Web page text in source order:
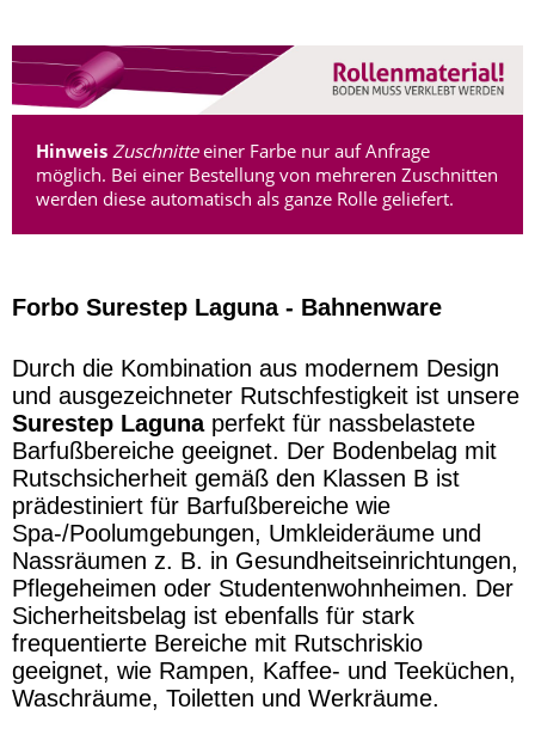
Hinweis Zuschnitteeiner Farbe nur auf Anfrage
möglich. Bei einer Bestellung von mehreren Zuschnitten
werden diese automatisch als ganze Rolle geliefert.
Forbo Surestep Laguna - Bahnenware
Durch die Kombination aus modernem Design
und ausgezeichneter Rutschfestigkeit ist unsere
Surestep Laguna perfekt für nassbelastete
Barfußbereiche geeignet. Der Bodenbelag mit
Rutschsicherheit gemäß den Klassen B ist
prädestiniert für Barfußbereiche wie
Spa-/Poolumgebungen, Umkleideräume und
Nassräumen z. B. in Gesundheitseinrichtungen,
Pflegeheimen oder Studentenwohnheimen. Der
Sicherheitsbelag ist ebenfalls für stark
frequentierte Bereiche mit Rutschriskio
geeignet, wie Rampen, Kaffee- und Teeküchen,
Waschräume, Toiletten und Werkräume.